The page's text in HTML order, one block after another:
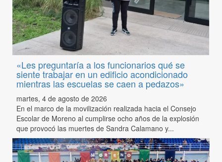
«Les preguntaría a los funcionarios qué se
siente trabajar en un edificio acondicionado
mientras las escuelas se caen a pedazos»
martes, 4 de agosto de 2026
En el marco de la movilización realizada hacia el Consejo
Escolar de Moreno al cumplirse ocho años de la explosión
que provocó las muertes de Sandra Calamano y...